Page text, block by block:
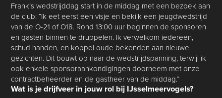
Frank’s wedstrijddag start in de middag met een bezoek aan
de club: “Ik eet eerst een visje en bekijk een jeugdwedstrijd
van de O-21 of O18. Rond 13:00 uur beginnen de sponsoren
en gasten binnen te druppelen. Ik verwelkom iedereen,
schud handen, en koppel oude bekenden aan nieuwe
gezichten. Dit bouwt op naar de wedstrijdspanning, terwijl ik
ook enkele sponsoraankondigingen doorneem met onze
contractbeheerder en de gastheer van de middag.”
Wat is je drijfveer in jouw rol bij IJsselmeervogels?